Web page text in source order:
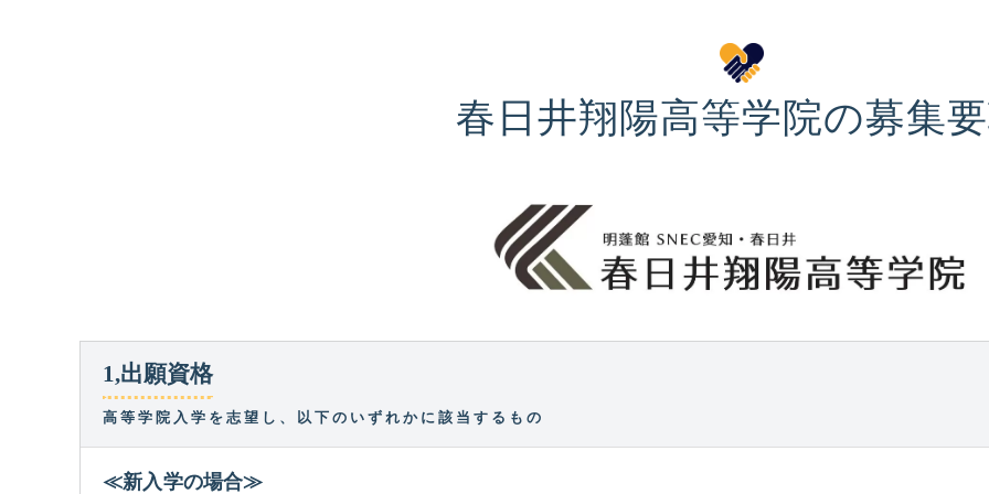
春日井翔陽高等学院の募集
1,出願資格
高等学院入学を志望し、以下のいずれかに該当するもの
≪新入学の場合≫